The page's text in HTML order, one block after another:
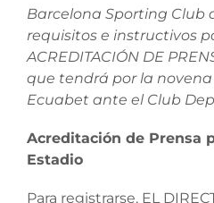
Barcelona Sporting Club
requisitos e instructivos
ACREDITACIÓN DE
que tendrá por la
Ecuabet ante el Club
Acreditación de Prensa
Estadio
Para registrarse, EL